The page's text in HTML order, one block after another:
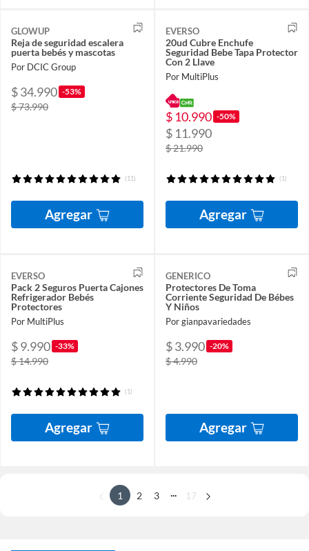
GLOWUP
Reja de seguridad escalera
puerta bebés y mascotas
Por DCIC Group
$ 34.990 -53%
$ 73.990
(11)
Agregar
EVERSO
20ud Cubre Enchufe
Seguridad Bebe Tapa Protector
Con 2 Llave
Por MultiPlus
$ 10.990 -50%
$ 11.990
$ 21.990
(1)
Agregar
EVERSO
Pack 2 Seguros Puerta Cajones
Refrigerador Bebés
Protectores
Por MultiPlus
$ 9.990 -33%
$ 14.990
(1)
Agregar
GENERICO
Protectores De Toma
Corriente Seguridad De Bébes
Y Niños
Por gianpavariedades
$ 3.990 -20%
$ 4.990
Agregar
1 2 3 ... 17